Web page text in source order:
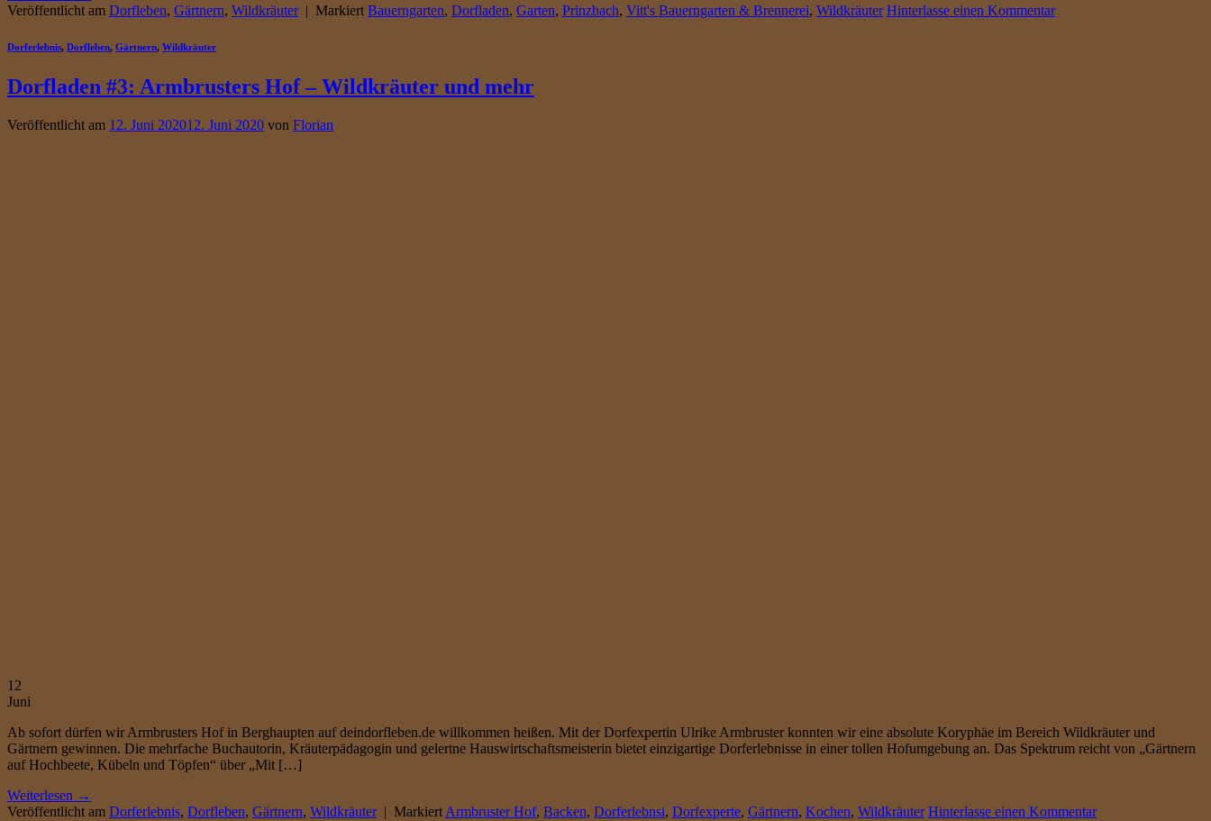
Veröffentlicht am Dorfleben, Gärtnern, Wildkräuter | Markiert Bauerngarten, Dorfladen, Garten, Prinzbach, Vitt's Bauerngarten & Brennerei, Wildkräuter Hinterlasse einen Kommentar
Dorferlebnis, Dorfleben, Gärtnern, Wildkräuter
Dorfladen #3: Armbrusters Hof – Wildkräuter und mehr
Veröffentlicht am 12. Juni 202012. Juni 2020 von Florian
12
Juni
Ab sofort dürfen wir Armbrusters Hof in Berghaupten auf deindorfleben.de willkommen heißen. Mit der Dorfexpertin Ulrike Armbruster konnten wir eine absolute Koryphäe im Bereich Wildkräuter und
Gärtnern gewinnen. Die mehrfache Buchautorin, Kräuterpädagogin und gelertne Hauswirtschaftsmeisterin bietet einzigartige Dorferlebnisse in einer tollen Hofumgebung an. Das Spektrum reicht von „Gärtnern
auf Hochbeete, Kübeln und Töpfen“ über „Mit […]
Weiterlesen →
Veröffentlicht am Dorferlebnis, Dorfleben, Gärtnern, Wildkräuter | Markiert Armbruster Hof, Backen, Dorferlebnsi, Dorfexperte, Gärtnern, Kochen, Wildkräuter Hinterlasse einen Kommentar